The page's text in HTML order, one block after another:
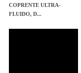
COPRENTE ULTRA-
FLUIDO, D...